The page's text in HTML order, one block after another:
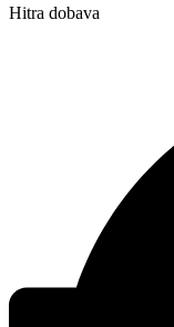
Hitra dobava